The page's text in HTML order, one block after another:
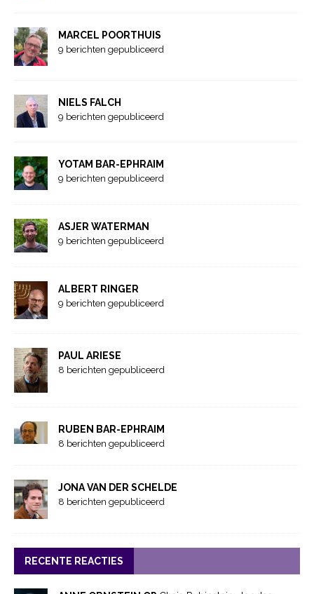
MARCEL POORTHUIS
9 berichten gepubliceerd
NIELS FALCH
9 berichten gepubliceerd
YOTAM BAR-EPHRAIM
9 berichten gepubliceerd
ASJER WATERMAN
9 berichten gepubliceerd
ALBERT RINGER
9 berichten gepubliceerd
PAUL ARIESE
8 berichten gepubliceerd
RUBEN BAR-EPHRAIM
8 berichten gepubliceerd
JONA VAN DER SCHELDE
8 berichten gepubliceerd
RECENTE REACTIES